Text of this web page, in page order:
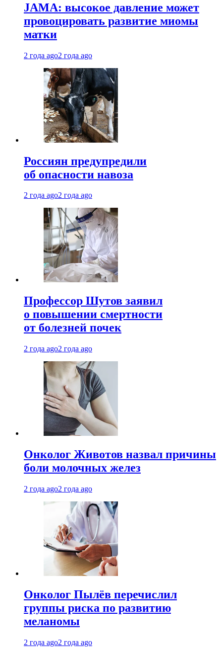
JAMA: высокое давление может
провоцировать развитие миомы
матки
2 года ago2 года ago
Россиян предупредили
об опасности навоза
2 года ago2 года ago
Профессор Шутов заявил
о повышении смертности
от болезней почек
2 года ago2 года ago
Онколог Животов назвал причины
боли молочных желез
2 года ago2 года ago
Онколог Пылёв перечислил
группы риска по развитию
меланомы
2 года ago2 года ago